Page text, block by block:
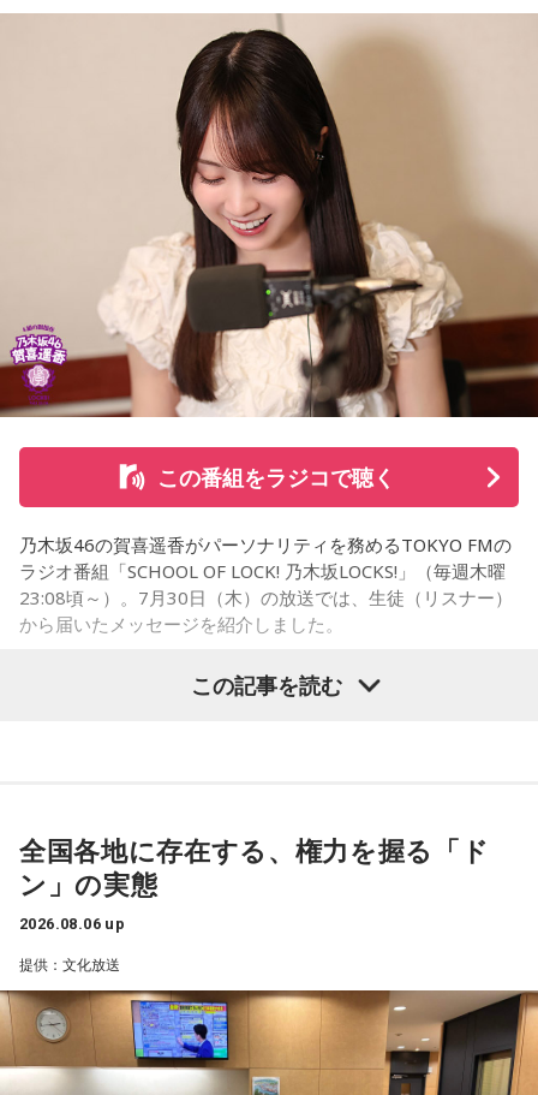
施設で話を聞いた菅井は、「そういう場所があってよかった
な、素晴らしい素敵な取り組みだなと実際に行かせていただ
いて思いました」と感想を述べ、競走生活を終えた馬たちが
新たな役割を得られる環境の大切さを実感したという。
また、菅井は競馬の仕事をきっかけにTCCの活動を知ったそ
うで、東京都内にある「BafunYasai TCC CAFE」にも訪れた
ことがあるという。そこで新鮮な野菜を味わったり馬関連グ
ッズを購入した経験を紹介し、店舗での利用が馬たちの支援
につながることから、興味を持った人へ足を運ぶことを呼び
かけた。
さらに、ホースセラピーについても自身の経験を交えて語っ
た。大学時代に所属していた馬術部では、地域の子どもたち
を招いた体験会が行われており、馬に乗ることで身体を自然
に動かすきっかけになったり、高い視点から景色を見ること
で自信や自己肯定感につながったりする姿を目にしていたと
いう。
今回の訪問を通じて、馬が競技や競走だけではなく、さまざ
この番組をラジコで聴く
乃木坂46の賀喜遥香がパーソナリティを務めるTOKYO FMの
ラジオ番組「SCHOOL OF LOCK! 乃木坂LOCKS!」（毎週木曜
23:08頃～）。7月30日（木）の放送では、生徒（リスナー）
から届いたメッセージを紹介しました。
ごくうれしかったし、かわいい遥香先生も、かっこいい遥香
先生もたくさん観ることができて、大満足のライブでした！
アンコールのときに披露していた『551蓬莱』のCMのモノマ
ネも関西ならではで、私も昔から観ていたので、とても楽し
きましたが、体調に気を付けて最後まで駆け抜けてくださ
い！ ずっとずっと大好きです！」（兵庫県 20歳）
◆「真夏の全国ツアー2026」大阪公演裏話
この記事を読む
全国各地に存在する、権力を握る「ド
ン」の実態
2026.08.06 up
提供：文化放送